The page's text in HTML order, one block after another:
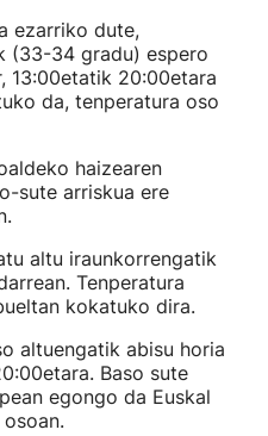
ezarriko dute,
(33-34 gradu) espero
13:00etatik 20:00etara
da, tenperatura oso
haizearen
sute arriskua ere
altu iraunkorrengatik
Tenperatura
kokatuko dira.
altuengatik abisu horia
Baso sute
egongo da Euskal